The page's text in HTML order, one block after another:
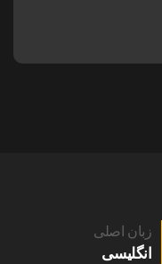
زبان اصلی
انگلیسی